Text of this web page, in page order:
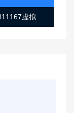
VISA卡头411167虚拟卡基础信息